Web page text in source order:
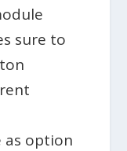
sure to
as option